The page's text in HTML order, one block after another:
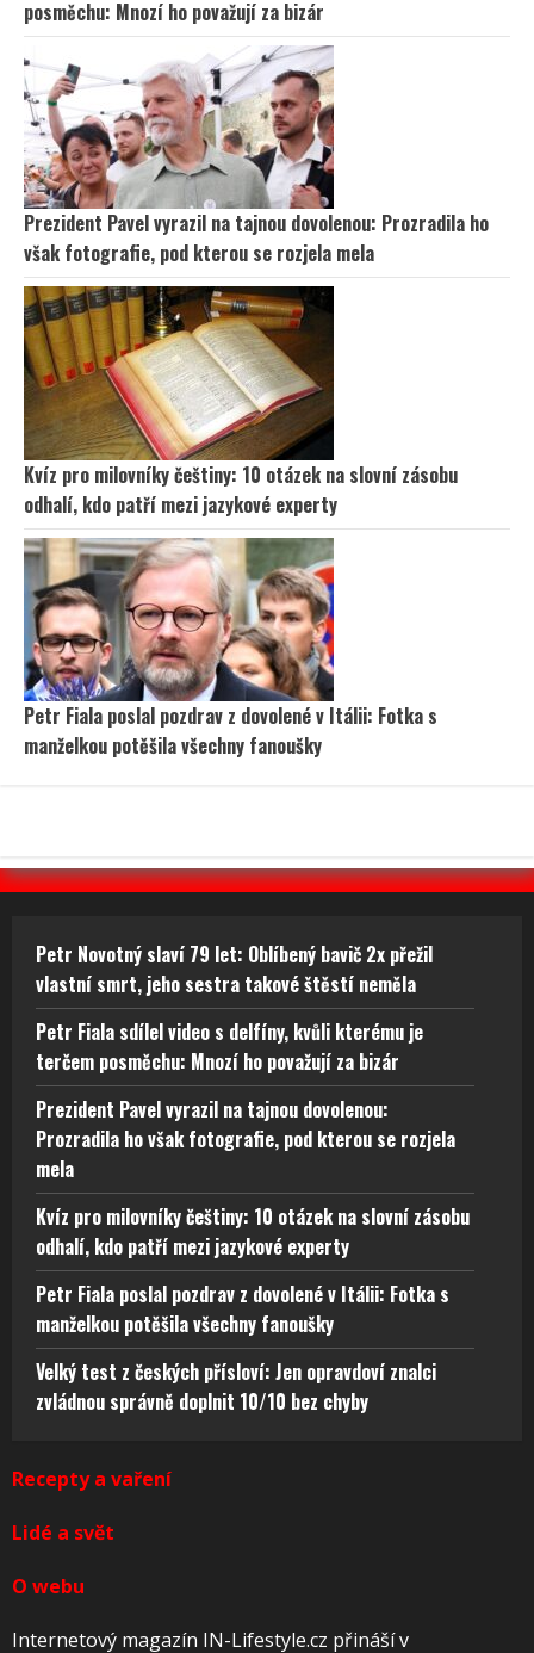
posměchu: Mnozí ho považují za bizár
Prezident Pavel vyrazil na tajnou dovolenou: Prozradila ho
však fotografie, pod kterou se rozjela mela
Kvíz pro milovníky češtiny: 10 otázek na slovní zásobu
odhalí, kdo patří mezi jazykové experty
Petr Fiala poslal pozdrav z dovolené v Itálii: Fotka s
manželkou potěšila všechny fanoušky
Petr Novotný slaví 79 let: Oblíbený bavič 2x přežil
vlastní smrt, jeho sestra takové štěstí neměla
Petr Fiala sdílel video s delfíny, kvůli kterému je
terčem posměchu: Mnozí ho považují za bizár
Prezident Pavel vyrazil na tajnou dovolenou:
Prozradila ho však fotografie, pod kterou se rozjela
mela
Kvíz pro milovníky češtiny: 10 otázek na slovní zásobu
odhalí, kdo patří mezi jazykové experty
Petr Fiala poslal pozdrav z dovolené v Itálii: Fotka s
manželkou potěšila všechny fanoušky
Velký test z českých přísloví: Jen opravdoví znalci
zvládnou správně doplnit 10/10 bez chyby
Recepty a vaření
Lidé a svět
O webu
Internetový magazín IN-Lifestyle.cz přináší v